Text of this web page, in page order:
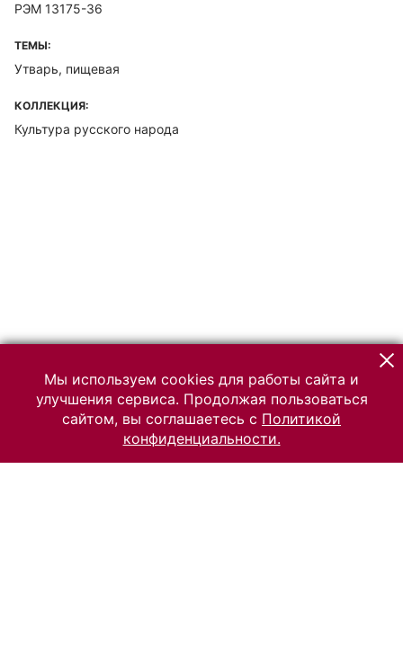
РЭМ 13175-36
ТЕМЫ:
Утварь, пищевая
КОЛЛЕКЦИЯ:
Культура русского народа
Мы используем cookies для работы сайта и
улучшения сервиса. Продолжая пользоваться
сайтом, вы соглашаетесь с Политикой
конфиденциальности.